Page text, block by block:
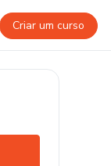
Criar um curso